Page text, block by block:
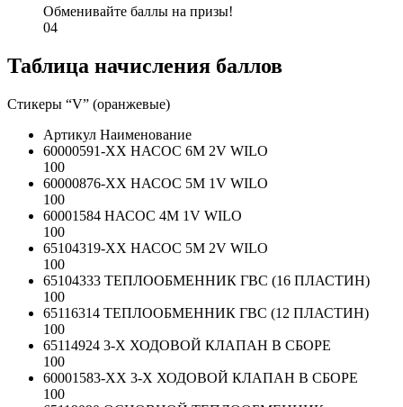
Обменивайте баллы на призы!
04
Таблица начисления баллов
Стикеры “V” (оранжевые)
Артикул Наименование
60000591-ХХ НАСОС 6M 2V WILO
100
60000876-ХХ НАСОС 5M 1V WILO
100
60001584 НАСОС 4M 1V WILO
100
65104319-ХХ НАСОС 5M 2V WILO
100
65104333 ТЕПЛООБМЕННИК ГВС (16 ПЛАСТИН)
100
65116314 ТЕПЛООБМЕННИК ГВС (12 ПЛАСТИН)
100
65114924 3-Х ХОДОВОЙ КЛАПАН В СБОРЕ
100
60001583-ХХ 3-Х ХОДОВОЙ КЛАПАН В СБОРЕ
100